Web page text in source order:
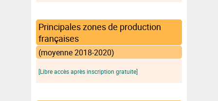
Principales zones de production
françaises
(moyenne 2018-2020)
[Libre accès après inscription gratuite]